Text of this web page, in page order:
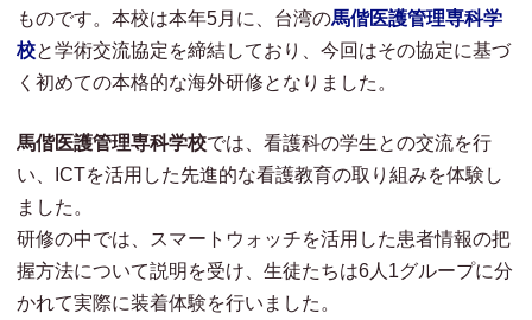
ものです。本校は本年5月に、台湾の馬偕医護管理専科学
校と学術交流協定を締結しており、今回はその協定に基づ
く初めての本格的な海外研修となりました。
馬偕医護管理専科学校では、看護科の学生との交流を行
い、ICTを活用した先進的な看護教育の取り組みを体験し
ました。
研修の中では、スマートウォッチを活用した患者情報の把
握方法について説明を受け、生徒たちは6人1グループに分
かれて実際に装着体験を行いました。